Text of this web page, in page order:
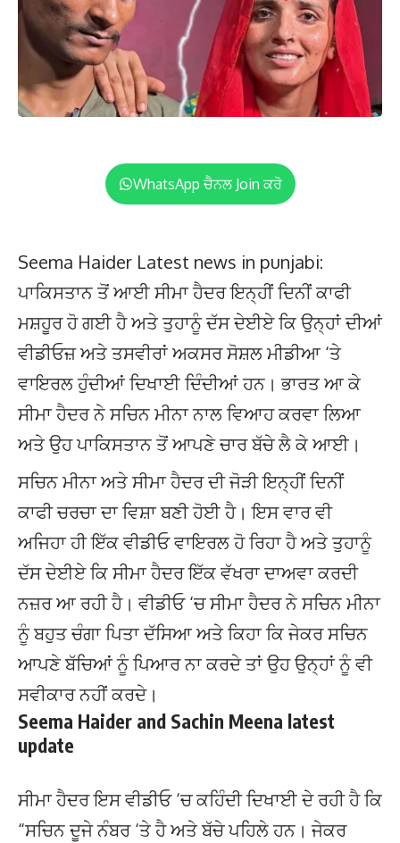
WhatsApp ਚੈਨਲ Join ਕਰੋ
Seema Haider Latest news in punjabi:
ਪਾਕਿਸਤਾਨ ਤੋਂ ਆਈ ਸੀਮਾ ਹੈਦਰ ਇਨ੍ਹੀਂ ਦਿਨੀਂ ਕਾਫੀ
ਮਸ਼ਹੂਰ ਹੋ ਗਈ ਹੈ ਅਤੇ ਤੁਹਾਨੂੰ ਦੱਸ ਦੇਈਏ ਕਿ ਉਨ੍ਹਾਂ ਦੀਆਂ
ਵੀਡੀਓਜ਼ ਅਤੇ ਤਸਵੀਰਾਂ ਅਕਸਰ ਸੋਸ਼ਲ ਮੀਡੀਆ ‘ਤੇ
ਵਾਇਰਲ ਹੁੰਦੀਆਂ ਦਿਖਾਈ ਦਿੰਦੀਆਂ ਹਨ। ਭਾਰਤ ਆ ਕੇ
ਸੀਮਾ ਹੈਦਰ ਨੇ ਸਚਿਨ ਮੀਨਾ ਨਾਲ ਵਿਆਹ ਕਰਵਾ ਲਿਆ
ਅਤੇ ਉਹ ਪਾਕਿਸਤਾਨ ਤੋਂ ਆਪਣੇ ਚਾਰ ਬੱਚੇ ਲੈ ਕੇ ਆਈ।
ਸਚਿਨ ਮੀਨਾ ਅਤੇ ਸੀਮਾ ਹੈਦਰ ਦੀ ਜੋੜੀ ਇਨ੍ਹੀਂ ਦਿਨੀਂ
ਕਾਫੀ ਚਰਚਾ ਦਾ ਵਿਸ਼ਾ ਬਣੀ ਹੋਈ ਹੈ। ਇਸ ਵਾਰ ਵੀ
ਅਜਿਹਾ ਹੀ ਇੱਕ ਵੀਡੀਓ ਵਾਇਰਲ ਹੋ ਰਿਹਾ ਹੈ ਅਤੇ ਤੁਹਾਨੂੰ
ਦੱਸ ਦੇਈਏ ਕਿ ਸੀਮਾ ਹੈਦਰ ਇੱਕ ਵੱਖਰਾ ਦਾਅਵਾ ਕਰਦੀ
ਨਜ਼ਰ ਆ ਰਹੀ ਹੈ। ਵੀਡੀਓ ‘ਚ ਸੀਮਾ ਹੈਦਰ ਨੇ ਸਚਿਨ ਮੀਨਾ
ਨੂੰ ਬਹੁਤ ਚੰਗਾ ਪਿਤਾ ਦੱਸਿਆ ਅਤੇ ਕਿਹਾ ਕਿ ਜੇਕਰ ਸਚਿਨ
ਆਪਣੇ ਬੱਚਿਆਂ ਨੂੰ ਪਿਆਰ ਨਾ ਕਰਦੇ ਤਾਂ ਉਹ ਉਨ੍ਹਾਂ ਨੂੰ ਵੀ
ਸਵੀਕਾਰ ਨਹੀਂ ਕਰਦੇ।
Seema Haider and Sachin Meena latest
update
ਸੀਮਾ ਹੈਦਰ ਇਸ ਵੀਡੀਓ ‘ਚ ਕਹਿੰਦੀ ਦਿਖਾਈ ਦੇ ਰਹੀ ਹੈ ਕਿ
“ਸਚਿਨ ਦੂਜੇ ਨੰਬਰ ‘ਤੇ ਹੈ ਅਤੇ ਬੱਚੇ ਪਹਿਲੇ ਹਨ। ਜੇਕਰ